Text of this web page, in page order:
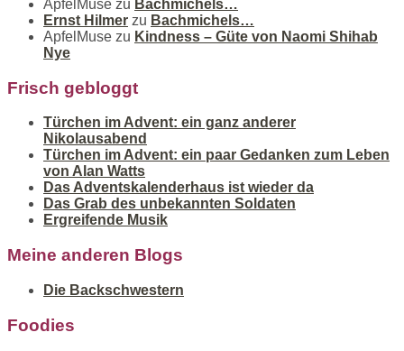
ApfelMuse zu Bachmichels…
Ernst Hilmer zu Bachmichels…
ApfelMuse zu Kindness – Güte von Naomi Shihab
Nye
Frisch gebloggt
Türchen im Advent: ein ganz anderer
Nikolausabend
Türchen im Advent: ein paar Gedanken zum Leben
von Alan Watts
Das Adventskalenderhaus ist wieder da
Das Grab des unbekannten Soldaten
Ergreifende Musik
Meine anderen Blogs
Die Backschwestern
Foodies